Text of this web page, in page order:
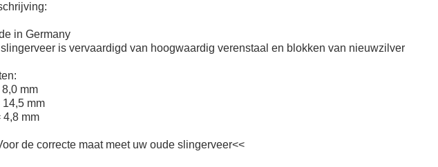
in Germany
is vervaardigd van hoogwaardig verenstaal en blokken van nieuwzilver
8,0 mm
14,5 mm
4,8 mm
de correcte maat meet uw oude slingerveer<<